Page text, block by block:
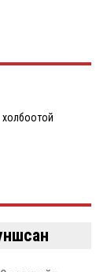
холбоотой